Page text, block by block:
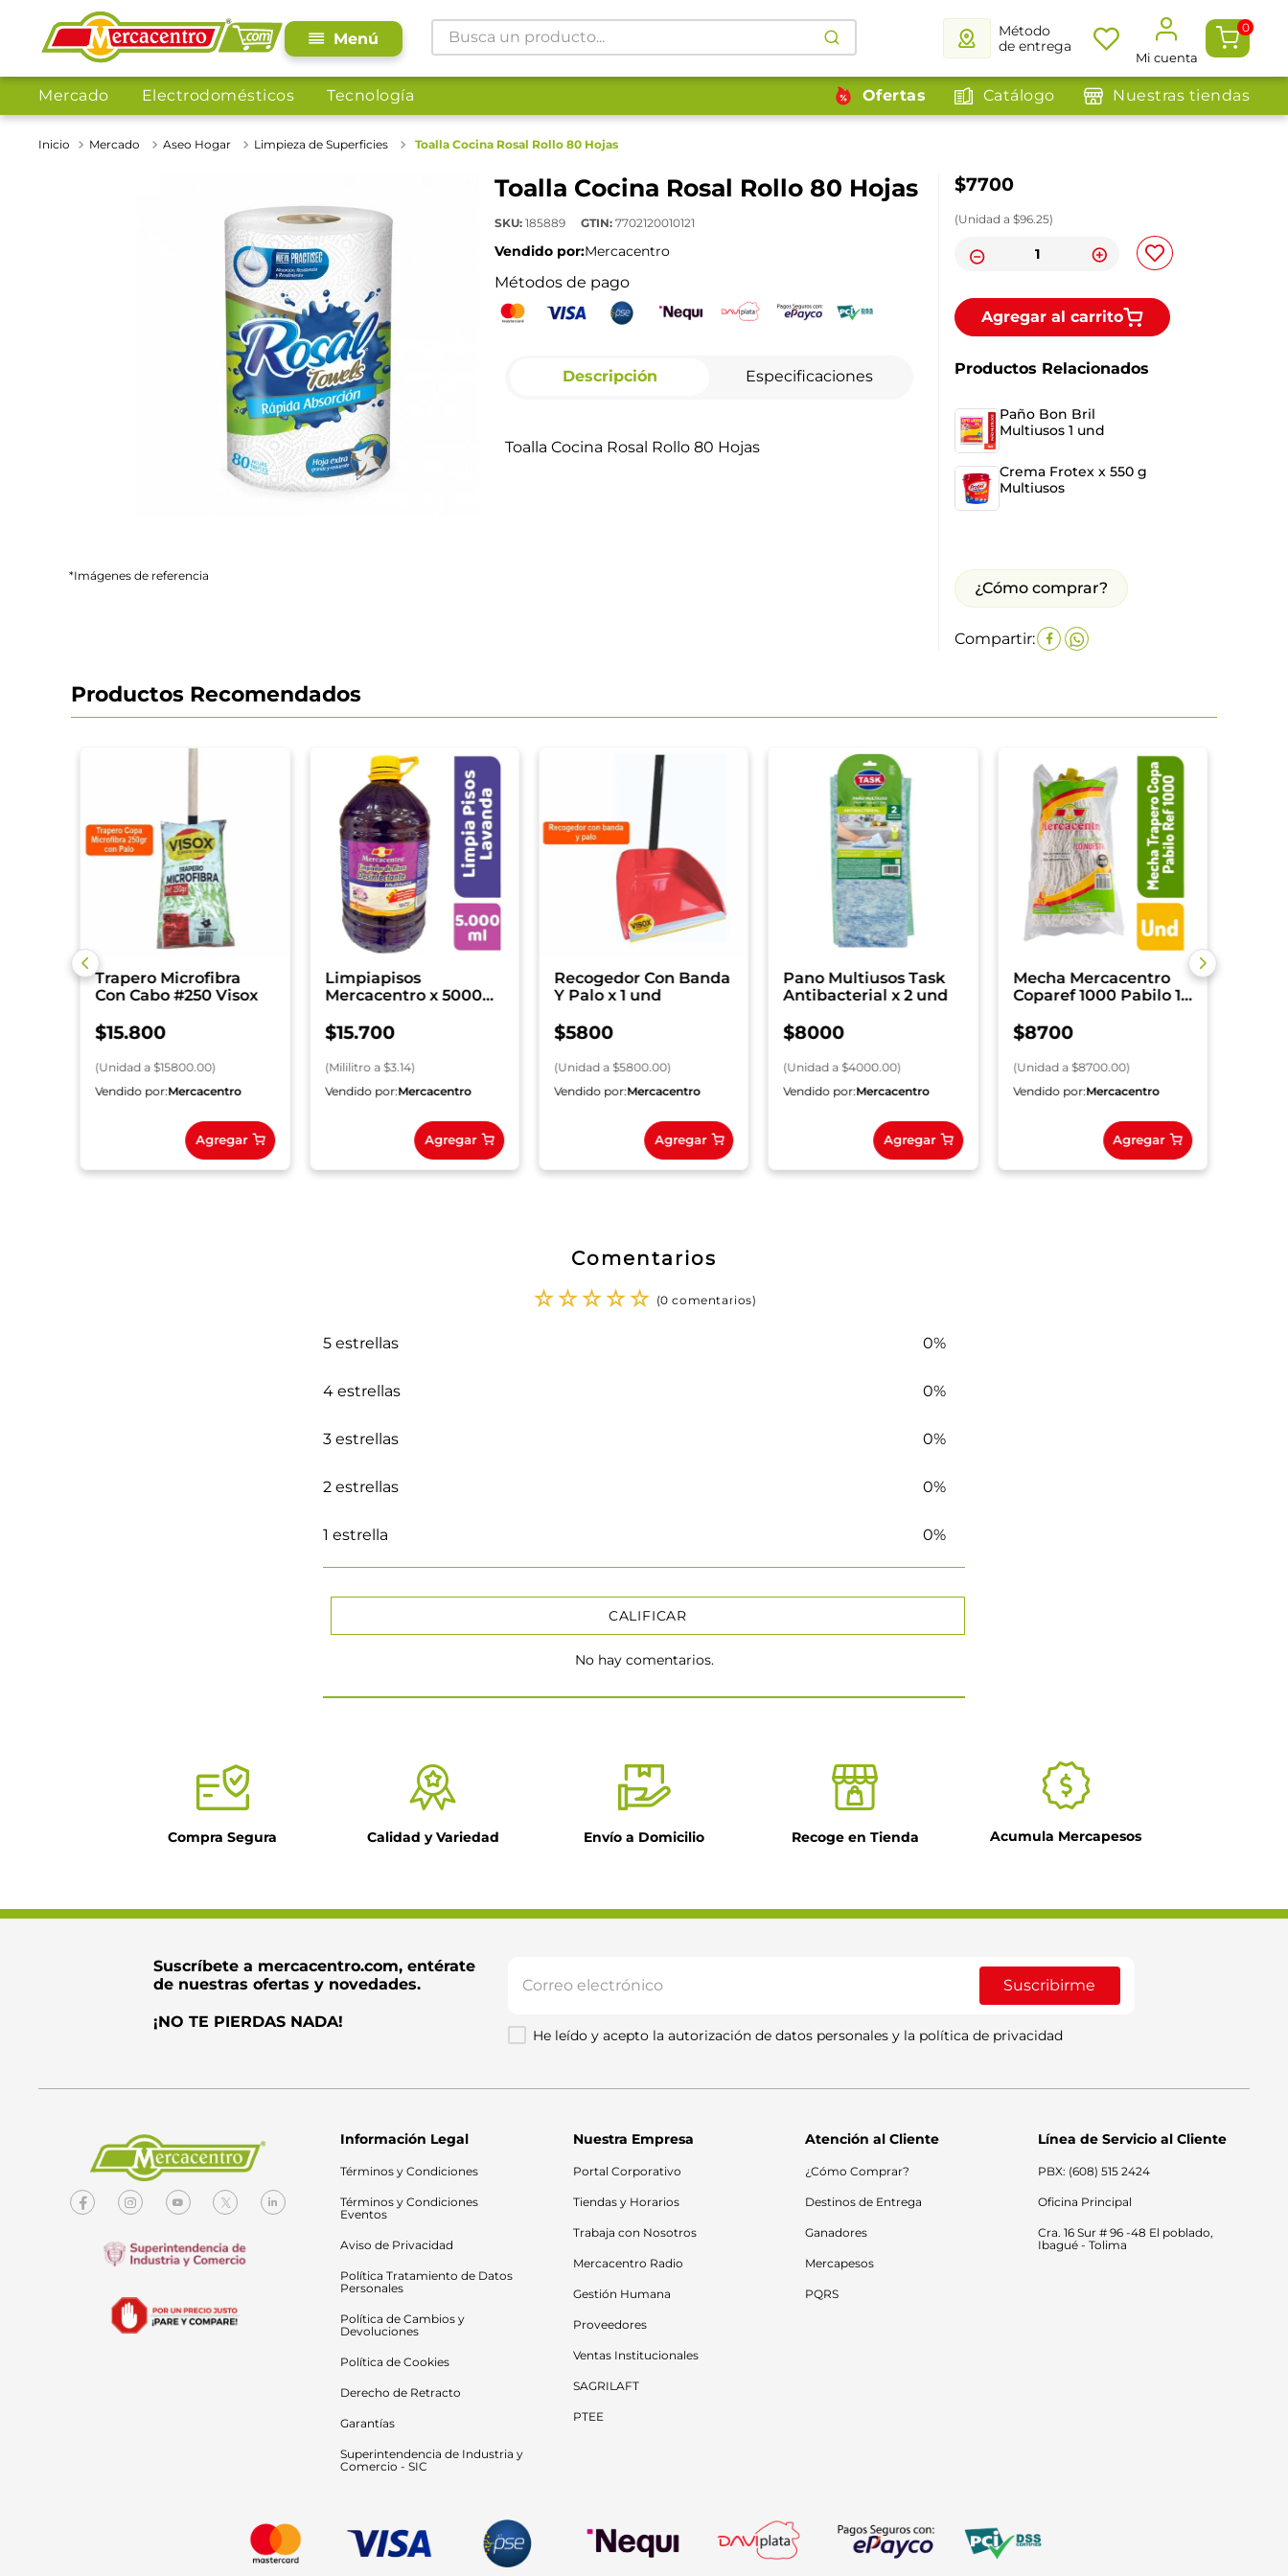
Busca un producto...
Método
de entrega
Mi cuenta
0
Mercado Electrodomésticos Tecnología Ofertas Catálogo Nuestras tiendas
Mercado Aseo Hogar Limpieza de Superficies Toalla Cocina Rosal Rollo 80 Hojas
*Imágenes de referencia
Toalla Cocina Rosal Rollo 80 Hojas
SKU: 185889 GTIN: 7702120010121
Vendido por:Mercacentro
Métodos de pago
Descripción Especificaciones
Toalla Cocina Rosal Rollo 80 Hojas
$7700
(Unidad a $96.25)
Agregar al carrito
Productos Relacionados
Paño Bon Bril
Multiusos 1 und
Crema Frotex x 550 g
Multiusos
¿Cómo comprar?
Compartir:
Productos Recomendados
Trapero Microfibra
Con Cabo #250 Visox
$15.800
(Unidad a $15800.00)
Vendido por:Mercacentro
Agregar
Limpiapisos
Mercacentro x 5000
$15.700
(Mililitroa $3.14)
Vendido por:Mercacentro
Agregar
Recogedor Con Banda
Y Palo x 1 und
$5800
(Unidad a $5800.00)
Vendido por:Mercacentro
Agregar
Pano Multiusos Task
Antibacterial x 2 und
$8000
(Unidad a $4000.00)
Vendido por:Mercacentro
Agregar
Mecha Mercacentro
Coparef 1000 Pabilo 1
$8700
(Unidad a $8700.00)
Vendido por:Mercacentro
Agregar
Comentarios
☆☆☆☆☆ (0 comentarios)
5 estrellas 0%
4 estrellas 0%
3 estrellas 0%
2 estrellas 0%
1 estrella 0%
CALIFICAR
Dirección de email
Escribe un comentario
Enviar comentario
No hay comentarios.
Compra Segura Calidad y Variedad Envío a Domicilio Recoge en Tienda Acumula Mercapesos
Suscríbete a mercacentro.com, entérate
de nuestras ofertas y novedades.
¡NO TE PIERDAS NADA!
Suscribirme
He leído y acepto la autorización de datos personales y la política de privacidad
Información Legal
Términos y Condiciones
Términos y Condiciones
Eventos
Aviso de Privacidad
Política Tratamiento de Datos
Personales
Política de Cambios y
Devoluciones
Política de Cookies
Derecho de Retracto
Garantías
Superintendencia de Industria y
Comercio - SIC
Nuestra Empresa
Portal Corporativo
Tiendas y Horarios
Trabaja con Nosotros
Mercacentro Radio
Gestión Humana
Proveedores
Ventas Institucionales
SAGRILAFT
PTEE
Atención al Cliente
¿Cómo Comprar?
Destinos de Entrega
Ganadores
Mercapesos
PQRS
Línea de Servicio al Cliente
PBX: (608) 515 2424
Oficina Principal
Cra. 16 Sur # 96 -48 El poblado,
Ibagué - Tolima